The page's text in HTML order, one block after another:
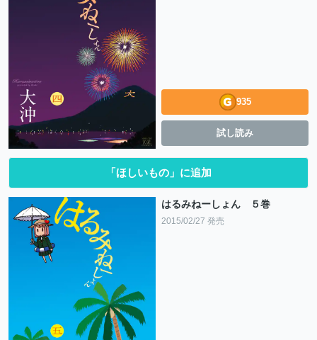
935
試し読み
「ほしいもの」に追加
はるみねーしょん ５巻
2015/02/27 発売